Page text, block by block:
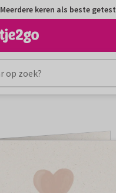
Meerdere keren als beste getest